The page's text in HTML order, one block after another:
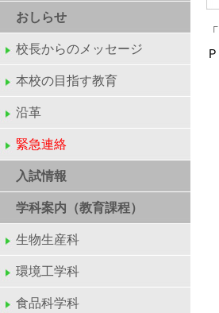
おしらせ
校長からのメッセージ
本校の目指す教育
沿革
緊急連絡
入試情報
学科案内（教育課程）
生物生産科
環境工学科
食品科学科